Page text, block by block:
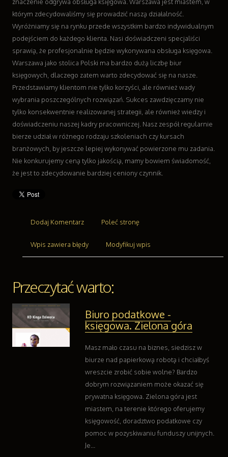
Odzież
Sport
Elektronika, RTV, AGD
Art. Dla Zwierząt
Ogród, Rośliny
Chemia
Art. Spożywcze
Materiały Eksploatacyjne
Inne Sklepy
Sprzęt
Maszyny
Narzędzia
Przemysł Metalowy
Transport
Wynajem
Salony, Komisy
Reklama
Materiały Reklamowe
Inne Agencje
Ruch
Imprezy Integracyjne
Zajęcia Sportowe i Rekreacyjne
Branże
Informatyczne
Restauracje, Catering
Fotografia
Adwokaci, Porady Prawne
Ślub i Wesele
Weterynaryjne, Hodowla Zwierząt
którym zdecydowaliśmy się prowadzić naszą działalność.
Wyróżniamy się na rynku przede wszystkim bardzo indywidualnym
podejściem do każdego klienta. Nasi doświadczeni specjaliści
sprawią, że profesjonalnie będzie wykonywana obsługa księgowa.
Warszawa jako stolica Polski ma bardzo dużą liczbę biur
księgowych, dlaczego zatem warto zdecydować się na nasze.
Przedstawiamy klientom nie tylko korzyści, ale również wady
wybrania poszczególnych rozwiązań. Sukces zawdzięczamy nie
tylko konsekwentnie realizowanej strategii, ale również wiedzy i
doświadczeniu naszej kadry pracowniczej. Nasz zespół regularnie
bierze udział w różnego rodzaju szkoleniach czy kursach
branżowych, by jeszcze lepiej wykonywać powierzone mu zadania.
Nie konkurujemy ceną tylko jakością, mamy bowiem świadomość,
że jest to zdecydowanie bardziej ceniony czynnik.
Dodaj Komentarz Poleć stronę
Wpis zawiera błędy Modyfikuj wpis
Przeczytać warto:
Biuro podatkowe -
księgowa. Zielona góra
Masz mało czasu na biznes, siedzisz w
biurze nad papierkową robotą i chciałbyś
wreszcie zrobić sobie wolne? Bardzo
dobrym rozwiązaniem może okazać się
prywatna księgowa. Zielona góra jest
miastem, na terenie którego oferujemy
księgowość, doradztwo podatkowe czy
pomoc w pozyskiwaniu funduszy unijnych.
Je...